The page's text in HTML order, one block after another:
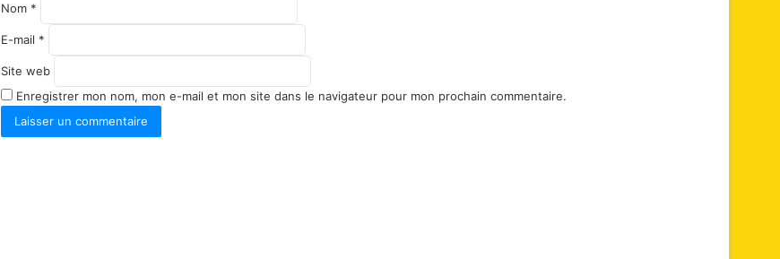
e
Nom *
E-mail *
Site web
Enregistrer mon nom, mon e-mail et mon site dans le navigateur pour mon prochain commentaire.